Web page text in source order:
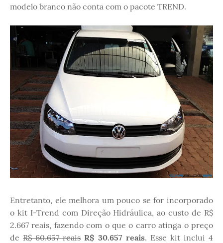
modelo branco não conta com o pacote TREND.
Entretanto, ele melhora um pouco se for incorporado
o kit I-Trend com Direção Hidráulica, ao custo de R$
2.667 reais, fazendo com o que o carro atinga o preço
deR$ 60.657 reais R$ 30.657 reais. Esse kit inclui 4